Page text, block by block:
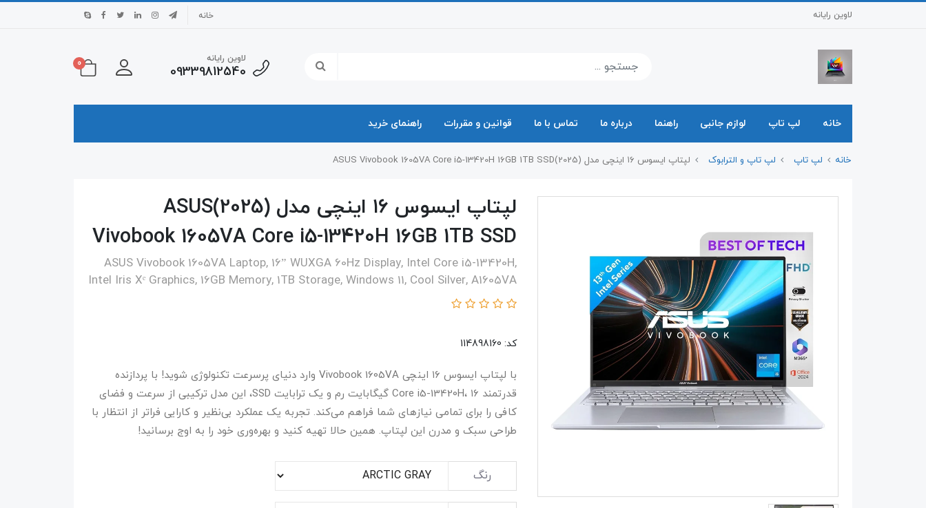
لاوین رایانه خانه
لاوین رایانه
09339812540
0
خانه لپ تاپ لوازم جانبی راهنما درباره ما تماس با ما قوانین و مقررات راهنمای خرید
خانه لپ تاپ لپ تاپ و الترابوک لپتاپ ایسوس ۱۶ اینچی مدل (2025)ASUS Vivobook 1605VA Core i5-13420H 16GB 1TB SSD
لپتاپ ایسوس ۱۶ اینچی مدل (2025)ASUS
Vivobook 1605VA Core i5-13420H 16GB 1TB SSD
ASUS Vivobook 1605VA Laptop, 16” WUXGA 60Hz Display, Intel Core i5-13420H,
Intel Iris Xᵉ Graphics, 16GB Memory, 1TB Storage, Windows 11, Cool Silver, A1605VA
کد: 114898160
با لپتاپ ایسوس ۱۶ اینچی Vivobook 1605VA وارد دنیای پرسرعت تکنولوژی شوید! با پردازنده
قدرتمند Core i5-13420H، ۱۶ گیگابایت رم و یک ترابایت SSD، این مدل ترکیبی از سرعت و فضای
کافی را برای تمامی نیازهای شما فراهم می‌کند. تجربه یک عملکرد بی‌نظیر و کارایی فراتر از انتظار با
طراحی سبک و مدرن این لپتاپ. همین حالا تهیه کنید و بهره‌وری خود را به اوج برسانید!
رنگ